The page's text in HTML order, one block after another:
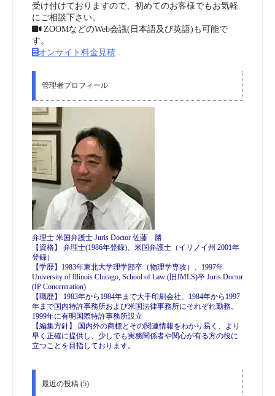
受け付けておりますので、初めてのお客様でもお気軽
にご相談下さい。
ZOOMなどのWeb会議(日本語及び英語)も可能で
す。
オンサイト料金見積
管理者プロフィール
弁理士 米国弁護士 Juris Doctor 佐藤 勝
【資格】 弁理士(1986年登録)、米国弁護士（イリノイ州 2001年
登録）
【学歴】1983年東北大学理学部卒（物理学専攻）、1997年
University of Illinois Chicago, School of Law (旧JMLS)卒 Juris Doctor
(IP Concentration)
【職歴】 1983年から1984年まで大手印刷会社、1984年から1997
年まで国内特許事務所および米国法律事務所にそれぞれ勤務。
1999年に有明国際特許事務所設立
【編集方針】 国内外の商標とその関連情報をわかり易く、より
早く正確に提供し、少しでも実務関係者や関心が有る方の役に
立つことを目指しております。
最近の投稿 (5)